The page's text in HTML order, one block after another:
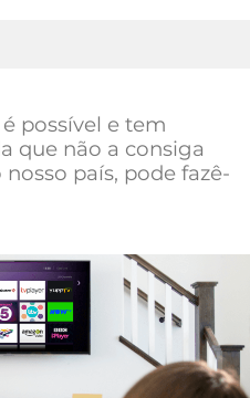
possível e tem
que não a consiga
país, pode fazê-